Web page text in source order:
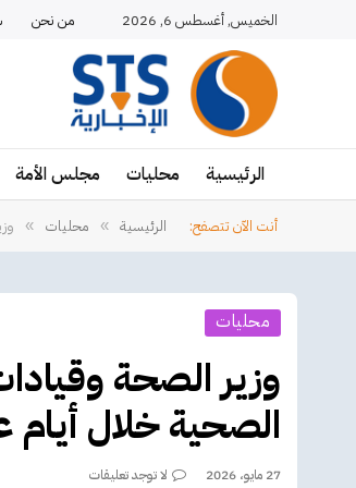
الخميس, أغسطس 6, 2026 من نحن
الرئيسية محليات مجلس الأمة
أنت الآن تتصفح: الرئيسية » محليات »
محليات
وزير الصحة
الصحية خلال
27 مايو، 2026 لا توجد تعليقات